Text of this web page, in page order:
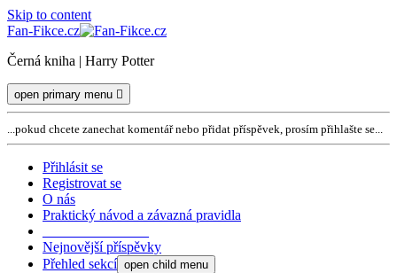
Skip to content
Fan-Fikce.cz
Černá kniha | Harry Potter
open primary menu
...pokud chcete zanechat komentář nebo přidat příspěvek, prosím přihlašte se...
Přihlásit se
Registrovat se
O nás
Praktický návod a závazná pravidla
Nejnovější příspěvky
Přehled sekcí open child menu